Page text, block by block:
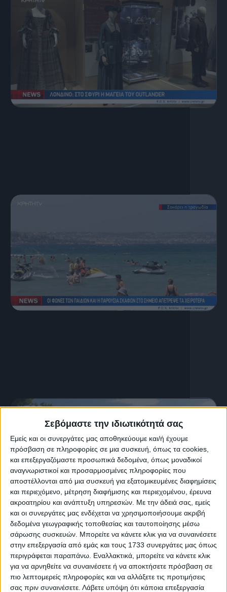
Σεβόμαστε την ιδιωτικότητά σας
Εμείς και οι συνεργάτες μας αποθηκεύουμε και/ή έχουμε
πρόσβαση σε πληροφορίες σε μια συσκευή, όπως τα cookies,
και επεξεργαζόμαστε προσωπικά δεδομένα, όπως μοναδικοί
αναγνωριστικοί και προσαρμοσμένες πληροφορίες που
αποστέλλονται από μια συσκευή για εξατομικευμένες διαφημίσεις
και περιεχόμενο, μέτρηση διαφήμισης και περιεχομένου, έρευνα
ακροατηρίου και ανάπτυξη υπηρεσιών. Με την άδειά σας, εμείς
και οι συνεργάτες μας ενδέχεται να χρησιμοποιήσουμε ακριβή
δεδομένα γεωγραφικής τοποθεσίας και ταυτοποίησης μέσω
σάρωσης συσκευών. Μπορείτε να κάνετε κλικ για να συναινέσετε
στην επεξεργασία από εμάς και τους 1733 συνεργάτες μας όπως
περιγράφεται παραπάνω. Εναλλακτικά, μπορείτε να κάνετε κλικ
για να αρνηθείτε να συναινέσετε ή να αποκτήσετε πρόσβαση σε
πιο λεπτομερείς πληροφορίες και να αλλάξετε τις προτιμήσεις
σας πριν συναινέσετε. Λάβετε υπόψη ότι κάποια επεξεργασία
5 Αυγούστου, 2026
Κεντρικό Δελτίο Ειδήσεων
05.08.2026